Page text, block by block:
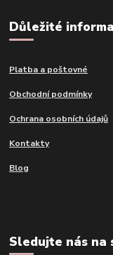
Důležité
Platba a poštovné
Obchodní podmínky
Ochrana osobních údajů
Kontakty
Blog
Sledujte nás na